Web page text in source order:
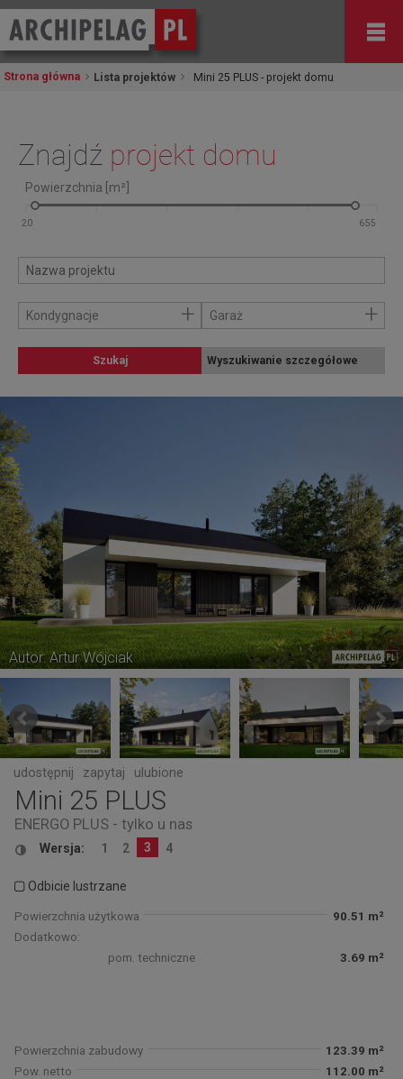
Strona główna Lista projektów Mini 25 PLUS - projekt domu
Znajdź projekt domu
Powierzchnia [m²]
Kondygnacje + Garaż +
Szukaj Wyszukiwanie szczegółowe
Autor: Artur Wójciak
udostępnij zapytaj ulubione
Mini 25 PLUS
ENERGO PLUS - tylko u nas
Wersja: 1 2 3 4
Odbicie lustrzane
Powierzchnia użytkowa
90.51 m²
Dodatkowo:
pom. techniczne
3.69 m²
Powierzchnia zabudowy
123.39 m²
Pow. netto
112.00 m²